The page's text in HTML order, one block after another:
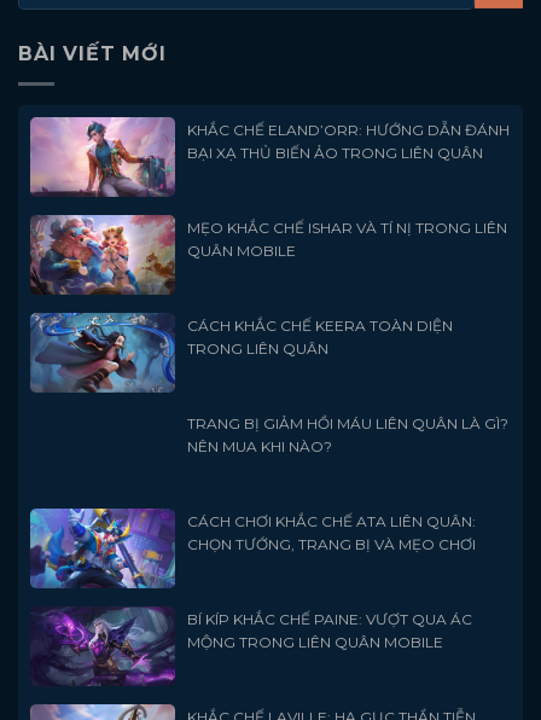
BÀI VIẾT MỚI
KHẮC CHẾ ELAND’ORR: HƯỚNG DẪN ĐÁNH
BẠI XẠ THỦ BIẾN ẢO TRONG LIÊN QUÂN
MẸO KHẮC CHẾ ISHAR VÀ TÍ NỊ TRONG LIÊN
QUÂN MOBILE
CÁCH KHẮC CHẾ KEERA TOÀN DIỆN
TRONG LIÊN QUÂN
TRANG BỊ GIẢM HỒI MÁU LIÊN QUÂN LÀ GÌ?
NÊN MUA KHI NÀO?
CÁCH CHƠI KHẮC CHẾ ATA LIÊN QUÂN:
CHỌN TƯỚNG, TRANG BỊ VÀ MẸO CHƠI
BÍ KÍP KHẮC CHẾ PAINE: VƯỢT QUA ÁC
MỘNG TRONG LIÊN QUÂN MOBILE